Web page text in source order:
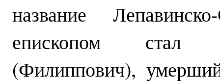
название
епископом стал
(Филиппович),